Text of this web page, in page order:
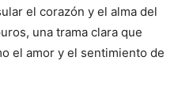
el corazón y el alma del
una trama clara que
el amor y el sentimiento de